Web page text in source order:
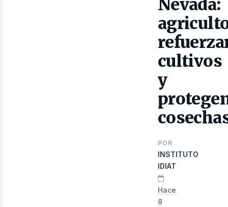
Nevada:
cultivos
y
POR
INSTITUTO
IDIAT
Hace
8